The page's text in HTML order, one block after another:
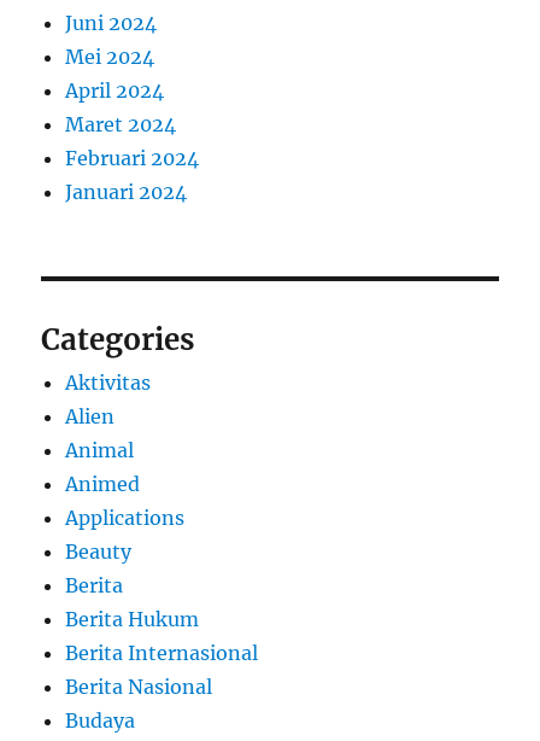
Juni 2024
Mei 2024
April 2024
Maret 2024
Februari 2024
Januari 2024
Categories
Aktivitas
Alien
Animal
Animed
Applications
Beauty
Berita
Berita Hukum
Berita Internasional
Berita Nasional
Budaya